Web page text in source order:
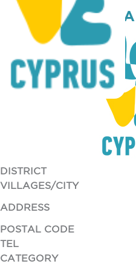
TO PALIO SINEMA
DISTRICT
VILLAGES/CITY
ADDRESS
POSTAL CODE
TEL
CATEGORY